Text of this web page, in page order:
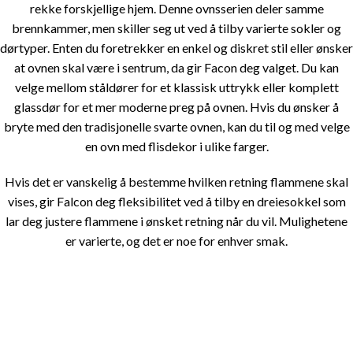
rekke forskjellige hjem. Denne ovnsserien deler samme
brennkammer, men skiller seg ut ved å tilby varierte sokler og
dørtyper. Enten du foretrekker en enkel og diskret stil eller ønsker
at ovnen skal være i sentrum, da gir Facon deg valget. Du kan
velge mellom ståldører for et klassisk uttrykk eller komplett
glassdør for et mer moderne preg på ovnen. Hvis du ønsker å
bryte med den tradisjonelle svarte ovnen, kan du til og med velge
en ovn med flisdekor i ulike farger.
Hvis det er vanskelig å bestemme hvilken retning flammene skal
vises, gir Falcon deg fleksibilitet ved å tilby en dreiesokkel som
lar deg justere flammene i ønsket retning når du vil. Mulighetene
er varierte, og det er noe for enhver smak.